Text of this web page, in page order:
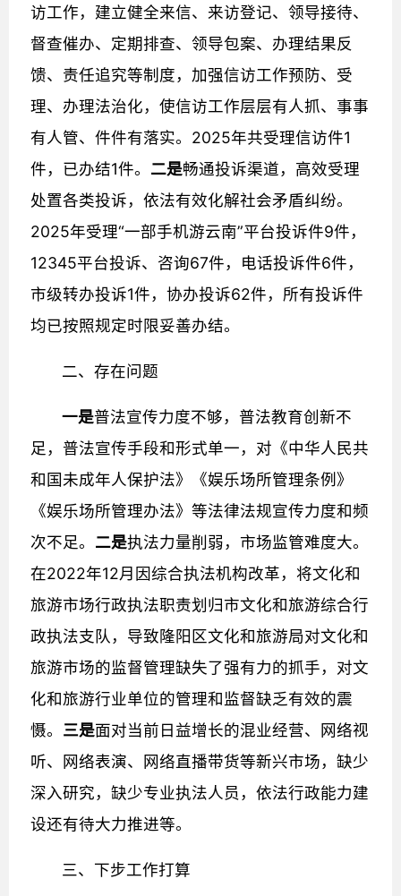
访工作，建立健全来信、来访登记、领导接待、
督查催办、定期排查、领导包案、办理结果反
馈、责任追究等制度，加强信访工作预防、受
理、办理法治化，使信访工作层层有人抓、事事
有人管、件件有落实。2025年共受理信访件1
件，已办结1件。 二是畅通投诉渠道，高效受理
处置各类投诉，依法有效化解社会矛盾纠纷。
2025年受理“一部手机游云南”平台投诉件9件，
12345平台投诉、咨询67件，电话投诉件6件，
市级转办投诉1件，协办投诉62件，所有投诉件
均已按照规定时限妥善办结。
二、存在问题
一是普法宣传力度不够，普法教育创新不
足，普法宣传手段和形式单一，对《中华人民共
和国未成年人保护法》《娱乐场所管理条例》
《娱乐场所管理办法》等法律法规宣传力度和频
次不足。 二是执法力量削弱，市场监管难度大。
在2022年12月因综合执法机构改革，将文化和
旅游市场行政执法职责划归市文化和旅游综合行
政执法支队，导致隆阳区文化和旅游局对文化和
旅游市场的监督管理缺失了强有力的抓手，对文
化和旅游行业单位的管理和监督缺乏有效的震
慑。 三是面对当前日益增长的混业经营、网络视
听、网络表演、网络直播带货等新兴市场，缺少
深入研究，缺少专业执法人员，依法行政能力建
设还有待大力推进等。
三、下步工作打算